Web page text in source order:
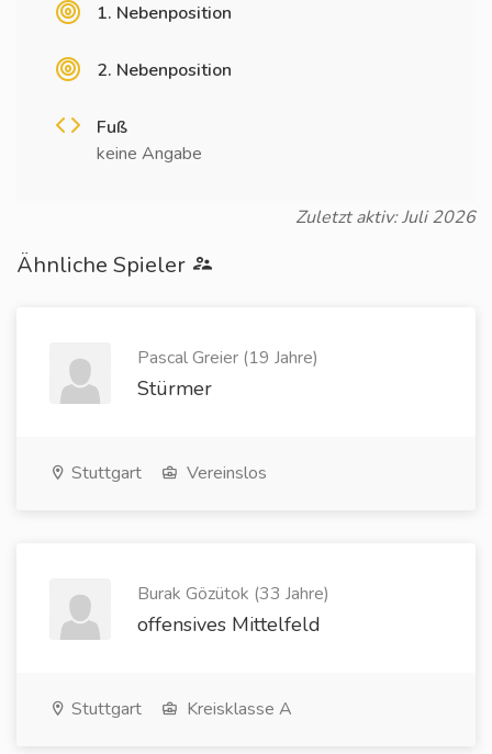
1. Nebenposition
2. Nebenposition
Fuß
keine Angabe
Zuletzt aktiv: Juli 2026
Ähnliche Spieler
Pascal Greier (19 Jahre)
Stürmer
Stuttgart Vereinslos
Burak Gözütok (33 Jahre)
offensives Mittelfeld
Stuttgart Kreisklasse A